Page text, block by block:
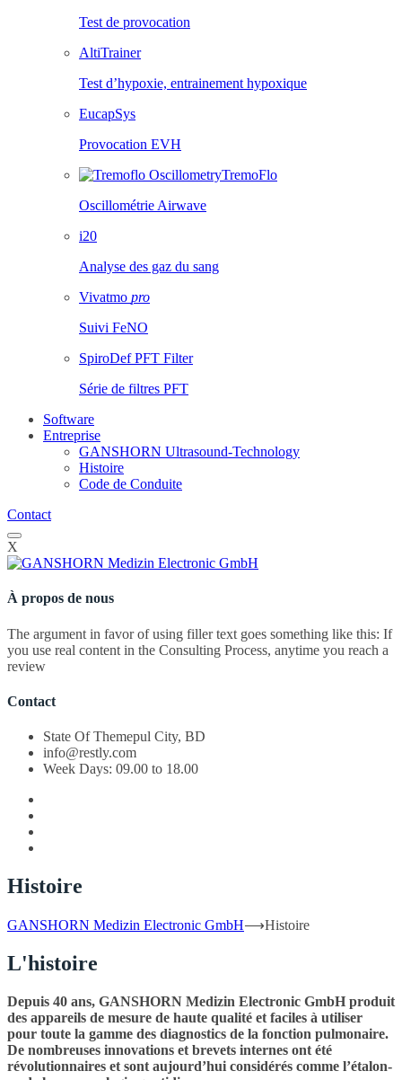
Test de provocation
AltiTrainer
Test d’hypoxie, entrainement hypoxique
EucapSys
Provocation EVH
TremoFlo
Oscillométrie Airwave
i20
Analyse des gaz du sang
Vivatmo pro
Suivi FeNO
SpiroDef PFT Filter
Série de filtres PFT
Software
Entreprise
GANSHORN Ultrasound-Technology
Histoire
Code de Conduite
Contact
X
À propos de nous
The argument in favor of using filler text goes something like this: If
you use real content in the Consulting Process, anytime you reach a
review
Contact
State Of Themepul City, BD
info@restly.com
Week Days: 09.00 to 18.00
Histoire
GANSHORN Medizin Electronic GmbH⟶Histoire
L'histoire
Depuis 40 ans, GANSHORN Medizin Electronic GmbH produit
des appareils de mesure de haute qualité et faciles à utiliser
pour toute la gamme des diagnostics de la fonction pulmonaire.
De nombreuses innovations et brevets internes ont été
révolutionnaires et sont aujourd’hui considérés comme l’étalon-